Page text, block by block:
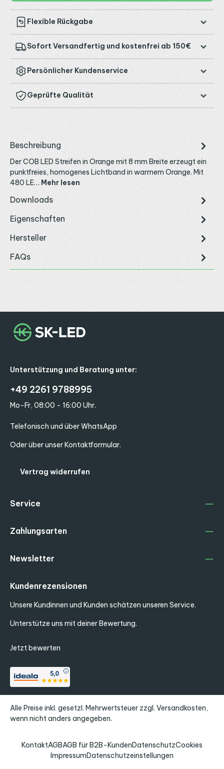
Flexible Rückgabe
Sofort Versandfertig und kostenfrei ab 150€
Persönlicher Kundenservice
Geprüfte Qualität
Beschreibung
Der COB LED Streifen in Orange mit 8 mm Breite erzeugt ein
punktfreies, homogenes Lichtband in warmem Orange. Mit
480 LE… Mehr lesen
Downloads
Eigenschaften
Hersteller
FAQs
Unterstützung und Beratung unter:
+49 2261 9788995
Mo-Fr, 08:00 - 16:00 Uhr.
Telefonisch und über WhatsApp
Oder über unserKontaktformular.
Vertrag widerrufen
Service
Zahlungsarten
Kundenrezensionen
Unsere Kundinnen und Kunden schätzen unseren Service.
Unterstütze uns mit deiner Bewertung.
Jetzt bewerten
Newsletter
Alle Preise inkl. gesetzl. Mehrwertsteuer zzgl. Versandkosten,
wenn nicht anders angegeben.
KontaktAGBAGB für B2B-KundenDatenschutzCookies
ImpressumDatenschutzeinstellungen